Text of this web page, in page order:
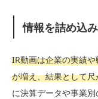
情報を詰め込
IR動画は企業の実績
が増え、結果として
に決算データや事業